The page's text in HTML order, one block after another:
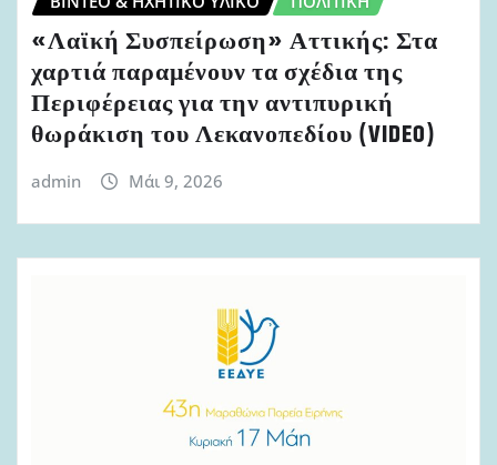
«Λαϊκή Συσπείρωση» Αττικής: Στα
χαρτιά παραμένουν τα σχέδια της
Περιφέρειας για την αντιπυρική
θωράκιση του Λεκανοπεδίου (VIDEO)
admin Μάι 9, 2026